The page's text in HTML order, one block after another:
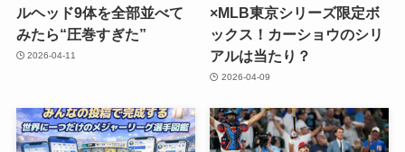
ルヘッド9体を全部並べて
みたら“圧巻すぎた”
2026-04-11
×MLB東京シリーズ限定ボ
ックス！カーショウのシリ
アルは当たり？
2026-04-09